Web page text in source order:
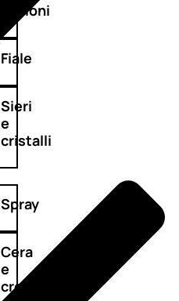
Lozioni
Fiale
Sieri
e
cristalli
Spray
Cera
e
crema